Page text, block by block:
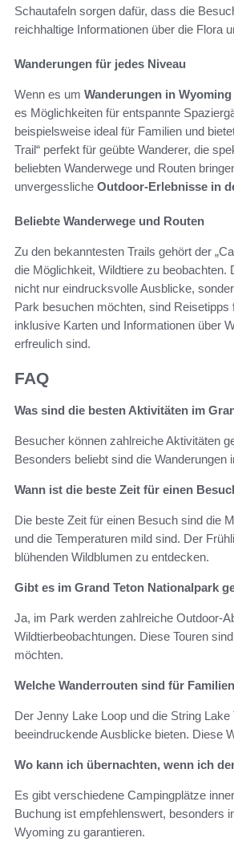
Schautafeln sorgen dafür, dass die
reichhaltige Informationen über die Flora
Wanderungen für jedes Niveau
Wenn es um Wanderungen in Wyoming
es Möglichkeiten für entspannte
beispielsweise ideal für Familien und
Trail“ perfekt für geübte Wanderer, die
beliebten Wanderwege und Routen
unvergessliche Outdoor-Erlebnisse in
Beliebte Wanderwege und Routen
Zu den bekanntesten Trails gehört der
die Möglichkeit, Wildtiere zu beobachten.
nicht nur eindrucksvolle Ausblicke,
Park besuchen möchten, sind Reisetipps
inklusive Karten und Informationen über
erfreulich sind.
FAQ
Was sind die besten Aktivitäten im
Besucher können zahlreiche Aktivitäten
Besonders beliebt sind die
Wann ist die beste Zeit für einen
Die beste Zeit für einen Besuch sind die
und die Temperaturen mild sind. Der
blühenden Wildblumen zu entdecken.
Gibt es im Grand Teton Nationalpark
Ja, im Park werden zahlreiche Outdoor-
Wildtierbeobachtungen. Diese Touren
möchten.
Welche Wanderrouten sind für
Der Jenny Lake Loop und die String
beeindruckende Ausblicke bieten. Diese
Wo kann ich übernachten, wenn ich
Es gibt verschiedene Campingplätze
Buchung ist empfehlenswert, besonders
Wyoming zu garantieren.